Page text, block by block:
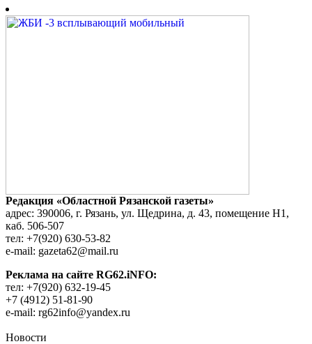
Редакция «Областной Рязанской газеты»
адрес: 390006, г. Рязань, ул. Щедрина, д. 43, помещение Н1,
каб. 506-507
тел: +7(920) 630-53-82
e-mail: gazeta62@mail.ru
Реклама на сайте RG62.iNFO:
тел: +7(920) 632-19-45
+7 (4912) 51-81-90
e-mail: rg62info@yandex.ru
Новости